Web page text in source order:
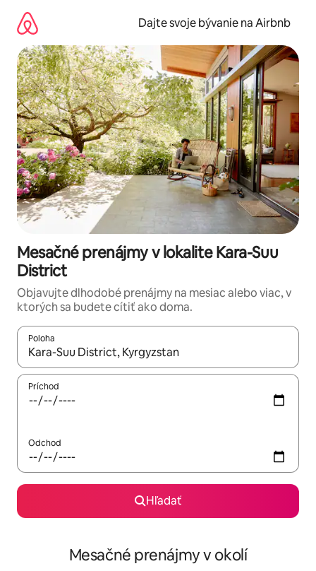
obsah.
Dajte svoje bývanie na Airbnb
Mesačné prenájmy v lokalite Kara-Suu
District
Objavujte dlhodobé prenájmy na mesiac alebo viac, v
ktorých sa budete cítiť ako doma.
Poloha
Keď budú výsledky k dispozícii, môžete si ich prechádzať
Príchod
Odchod
Hľadať
Mesačné prenájmy v okolí